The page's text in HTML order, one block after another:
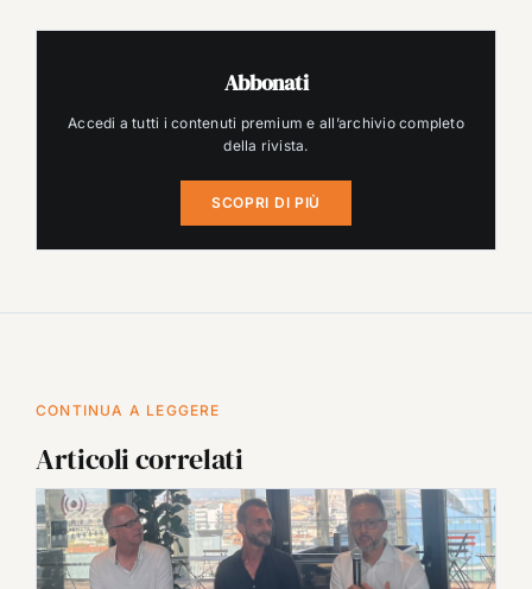
Abbonati
Accedi a tutti i contenuti premium e all’archivio completo
della rivista.
SCOPRI DI PIÙ
CONTINUA A LEGGERE
Articoli correlati